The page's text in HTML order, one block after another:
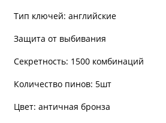
Тип ключей: английские
Защита от выбивания
Секретность: 1500 комбинаций
Количество пинов: 5шт
Цвет: античная бронза